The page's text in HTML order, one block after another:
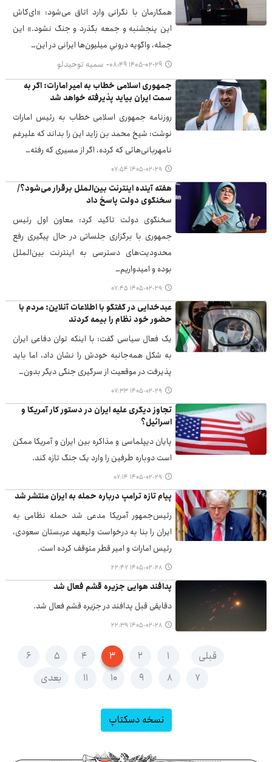
همکارمان با نگرانی وارد اتاق می‌شود: «ای‌کاش
این پنجشنبه و جمعه بگذرد و جنگ نشود.» این
جمله‌، واگویه‌ درونیِ میلیون‌ها ایرانی در این…
۱۴۰۵-۰۲-۲۹ ۰۸:۴۹
سمیه توحیدلو
جمهوری اسلامی خطاب به امیر امارات: اگر به
سمت ایران بیاید پذیرفته خواهد شد
روزنامه جمهوری اسلامی خطاب به رئیس امارات
نوشت: شیخ محمد بن زاید این را بداند که علیرغم
نامهربانی‌هائی که کرده، اگر از مسیری که رفته…
۱۴۰۵-۰۲-۲۹ ۰۷:۵۴
هفته آینده اینترنت بین‌الملل برقرار می‌شود؟/
سخنگوی دولت پاسخ داد
سخنگوی دولت تاکید کرد: معاون اول رئیس
جمهوری با برگزاری جلساتی در حال پیگیری رفع
محدودیت‌های دسترسی به اینترنت بین‌الملل
بوده و امیدواریم…
۱۴۰۵-۰۲-۲۹ ۰۷:۴۵
عبدخدایی در گفتگو با اطلاعات آنلاین: مردم با
حضور خود نظام را بیمه کردند
یک فعال سیاسی گفت: با اینکه توان دفاعی ایران
به شکل همه‌جانبه خودش را نشان داد، اما باید
پذیرفت در موقعیت از سرگیری جنگی دیگر بدون…
۱۴۰۵-۰۲-۲۹ ۰۷:۳۳
تجاوز دیگری علیه ایران در دستور کار آمریکا و
اسرائیل؟
پایان دیپلماسی و مذاکره بین ایران و آمریکا ممکن
است دوباره طرفین را وارد یک جنگ تازه کند.
۱۴۰۵-۰۲-۲۹ ۰۷:۱۴
پیام تازه ترامپ درباره حمله به ایران منتشر شد
رئیس‌جمهور آمریکا مدعی شد حمله نظامی به
ایران را بنا به درخواست ولیعهد عربستان سعودی،
رئیس امارات و امیر قطر متوقف کرده است.
۱۴۰۵-۰۲-۲۸ ۲۲:۴۷
پدافند هوایی جزیره قشم فعال شد
دقایقی قبل پدافند در جزیره قشم فعال شد.
۱۴۰۵-۰۲-۲۸ ۲۲:۳۹
قبلی ۱ ۲ ۳ ۴ ۵
۶
۷
۸ ۹ ۱۰ ۱۱ بعدی
نسخه دسکتاپ